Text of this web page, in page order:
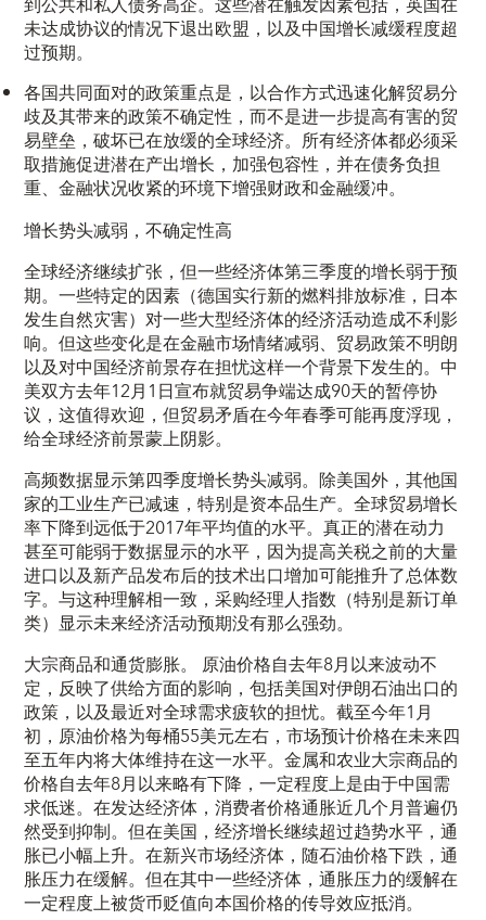
未达成协议的情况下退出欧盟，以及中国增长减缓程度超
过预期。
各国共同面对的政策重点是，以合作方式迅速化解贸易分
歧及其带来的政策不确定性，而不是进一步提高有害的贸
易壁垒，破坏已在放缓的全球经济。所有经济体都必须采
取措施促进潜在产出增长，加强包容性，并在债务负担
重、金融状况收紧的环境下增强财政和金融缓冲。
增长势头减弱，不确定性高
全球经济继续扩张，但一些经济体第三季度的增长弱于预
期。一些特定的因素（德国实行新的燃料排放标准，日本
发生自然灾害）对一些大型经济体的经济活动造成不利影
响。但这些变化是在金融市场情绪减弱、贸易政策不明朗
以及对中国经济前景存在担忧这样一个背景下发生的。中
美双方去年12月1日宣布就贸易争端达成90天的暂停协
议，这值得欢迎，但贸易矛盾在今年春季可能再度浮现，
给全球经济前景蒙上阴影。
高频数据显示第四季度增长势头减弱。除美国外，其他国
家的工业生产已减速，特别是资本品生产。全球贸易增长
率下降到远低于2017年平均值的水平。真正的潜在动力
甚至可能弱于数据显示的水平，因为提高关税之前的大量
进口以及新产品发布后的技术出口增加可能推升了总体数
字。与这种理解相一致，采购经理人指数（特别是新订单
类）显示未来经济活动预期没有那么强劲。
大宗商品和通货膨胀。 原油价格自去年8月以来波动不
定，反映了供给方面的影响，包括美国对伊朗石油出口的
政策，以及最近对全球需求疲软的担忧。截至今年1月
初，原油价格为每桶55美元左右，市场预计价格在未来四
至五年内将大体维持在这一水平。金属和农业大宗商品的
价格自去年8月以来略有下降，一定程度上是由于中国需
求低迷。在发达经济体，消费者价格通胀近几个月普遍仍
然受到抑制。但在美国，经济增长继续超过趋势水平，通
胀已小幅上升。在新兴市场经济体，随石油价格下跌，通
胀压力在缓解。但在其中一些经济体，通胀压力的缓解在
一定程度上被货币贬值向本国价格的传导效应抵消。